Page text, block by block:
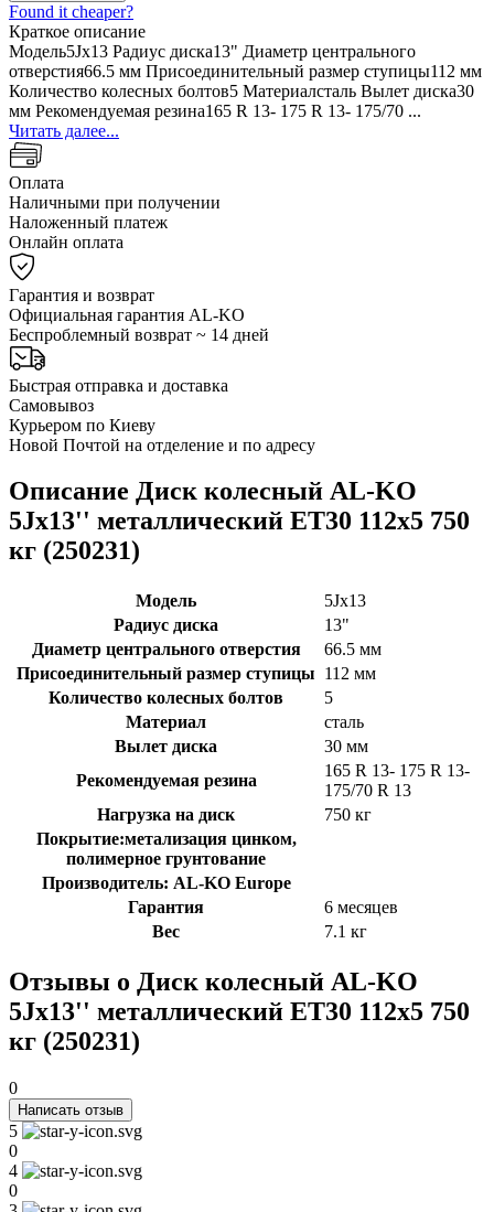
Found it cheaper?
Краткое описание
Модель5Jx13 Радиус диска13" Диаметр центрального
отверстия66.5 мм Присоединительный размер ступицы112 мм
Количество колесных болтов5 Материалсталь Вылет диска30
мм Рекомендуемая резина165 R 13- 175 R 13- 175/70 ...
Читать далее...
Оплата
Наличными при получении
Наложенный платеж
Онлайн оплата
Гарантия и возврат
Официальная гарантия AL-KO
Беспроблемный возврат ~ 14 дней
Быстрая отправка и доставка
Самовывоз
Курьером по Киеву
Новой Почтой на отделение и по адресу
Описание Диск колесный AL-KO
5Jx13'' металлический ET30 112x5 750
кг (250231)
Модель
5Jx13
Радиус диска
13"
Диаметр центрального отверстия
66.5 мм
Присоединительный размер ступицы 112 мм
Количество колесных болтов
5
Материал
сталь
Вылет диска
30 мм
Рекомендуемая резина
165 R 13- 175 R 13-
175/70 R 13
Нагрузка на диск
750 кг
Покрытие:метализация цинком,
полимерное грунтование
Производитель: AL-KO Europe
Гарантия
6 месяцев
Вес
7.1 кг
Отзывы о Диск колесный AL-KO
5Jx13'' металлический ET30 112x5 750
кг (250231)
0
Написать отзыв
5
0
4
0